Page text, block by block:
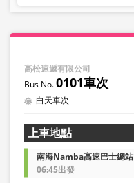
高松速遞有限公司
0101車次
白天車次
上車地點
南海Namba高速巴士總站
06:45出發